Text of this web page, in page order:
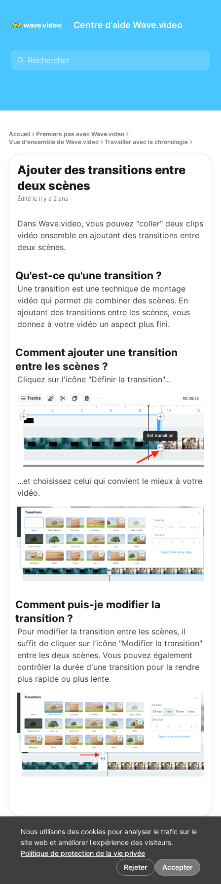
Centre d'aide Wave.video
Nous utilisons des cookies pour analyser le trafic sur le
site web et améliorer l'expérience des visiteurs.
Politique de protection de la vie privée
Rejeter
Accepter
Accueil
Premiers pas avec Wave.video
Vue d'ensemble de Wave.video
Travailler avec la chronologie
Ajouter des transitions entre
deux scènes
Édité le il y a 2 ans
Dans Wave.video, vous pouvez "coller" deux clips
vidéo ensemble en ajoutant des transitions entre
deux scènes.
Qu'est-ce qu'une transition ?
Une transition est une technique de montage
vidéo qui permet de combiner des scènes. En
ajoutant des transitions entre les scènes, vous
donnez à votre vidéo un aspect plus fini.
Comment ajouter une transition
entre les scènes ?
Cliquez sur l'icône "Définir la transition"...
...et choisissez celui qui convient le mieux à votre
vidéo.
Comment puis-je modifier la
transition ?
Pour modifier la transition entre les scènes, il
suffit de cliquer sur l'icône "Modifier la transition"
entre les deux scènes. Vous pouvez également
contrôler la durée d'une transition pour la rendre
plus rapide ou plus lente.
Préférences en matière de cookies